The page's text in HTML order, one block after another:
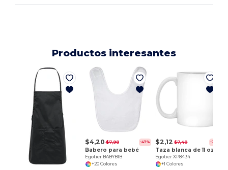
Productos interesantes
$4,20 $7,98 -47%
Babero para bebé
Egotier BABYBIB
+20 Colores
$2,12 $7,48 -72%
Taza blanca de 11 oz
Egotier XP8434
+1 Colores